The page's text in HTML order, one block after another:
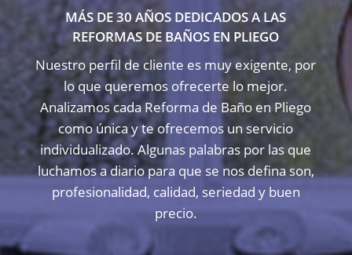
MÁS DE 30 AÑOS DEDICADOS A LAS
REFORMAS DE BAÑOS EN PLIEGO
Nuestro perfil de cliente es muy exigente, por
lo que queremos ofrecerte lo mejor.
Analizamos cada Reforma de Baño en Pliego
como única y te ofrecemos un servicio
individualizado. Algunas palabras por las que
luchamos a diario para que se nos defina son,
profesionalidad, calidad, seriedad y buen
precio.